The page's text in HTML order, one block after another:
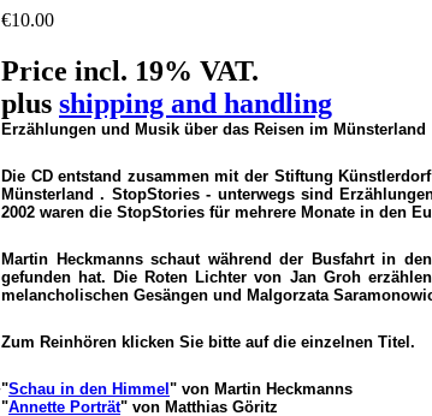
€10.00
Price incl. 19% VAT.
plus shipping and handling
Erzählungen und Musik über das Reisen im Münsterland
Die CD entstand zusammen mit der Stiftung
Münsterland . StopStories - unterwegs sind
2002 waren die StopStories für mehrere Monate in den
Martin Heckmanns schaut während der Busfahrt in
gefunden hat. Die Roten Lichter von Jan Groh
melancholischen Gesängen und Malgorzata
Zum Reinhören klicken Sie bitte auf die einzelnen Titel.
"Schau in den Himmel " von Martin Heckmanns
"Annette Porträt" von Matthias Göritz